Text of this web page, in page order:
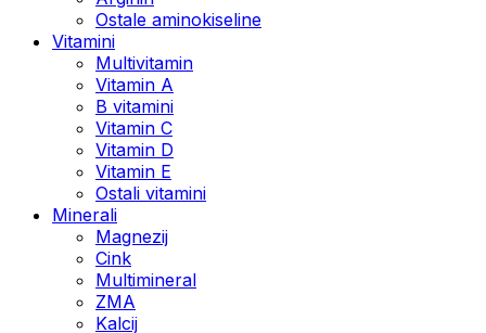
Ostale aminokiseline
Vitamini
Multivitamin
Vitamin A
B vitamini
Vitamin C
Vitamin D
Vitamin E
Ostali vitamini
Minerali
Magnezij
Cink
Multimineral
ZMA
Kalcij